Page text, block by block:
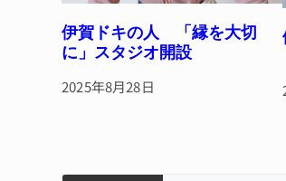
伊賀ドキの人 「縁を大切
に」スタジオ開設
2025年8月28日